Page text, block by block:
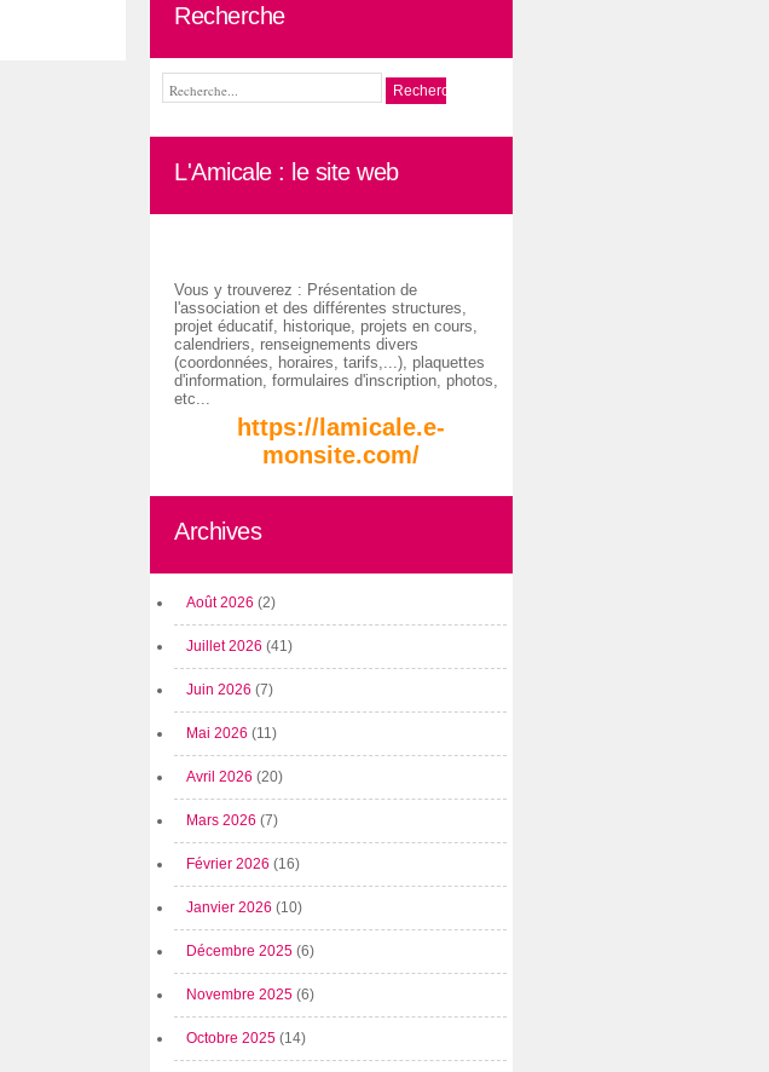
Recherche
L'Amicale : le site web
Vous y trouverez : Présentation de
l'association et des différentes structures,
projet éducatif, historique, projets en cours,
calendriers, renseignements divers
(coordonnées, horaires, tarifs,...), plaquettes
d'information, formulaires d'inscription, photos,
etc...
https://lamicale.e-
monsite.com/
Archives
Août 2026 (2)
Juillet 2026 (41)
Juin 2026 (7)
Mai 2026 (11)
Avril 2026 (20)
Mars 2026 (7)
Février 2026 (16)
Janvier 2026 (10)
Décembre 2025 (6)
Novembre 2025 (6)
Octobre 2025 (14)